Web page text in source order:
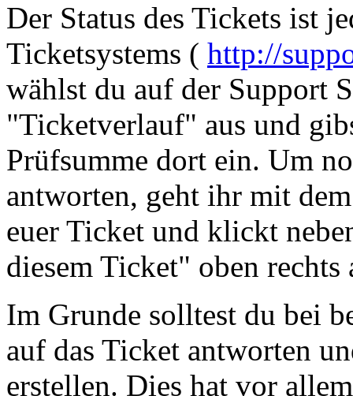
Der Status des Tickets ist
Ticketsystems ( http://
wählst du auf der Support
"Ticketverlauf" aus und
Prüfsumme dort ein. Um
antworten, geht ihr mit
euer Ticket und klickt
diesem Ticket" oben
Im Grunde solltest du bei
auf das Ticket antworten
erstellen. Dies hat vor